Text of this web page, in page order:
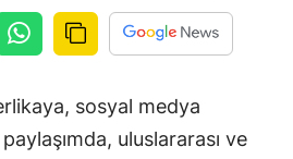
sosyal medya
uluslararası ve